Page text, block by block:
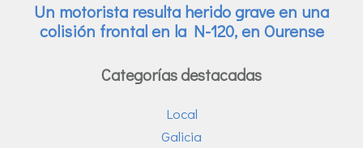
Categorías destacadas
Local
Galicia